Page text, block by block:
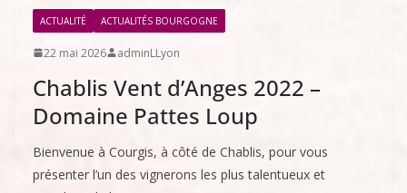
ACTUALITÉ ACTUALITÉS BOURGOGNE
22 mai 2026 adminLLyon
Chablis Vent d’Anges 2022 –
Domaine Pattes Loup
Bienvenue à Courgis, à côté de Chablis, pour vous
présenter l’un des vignerons les plus talentueux et